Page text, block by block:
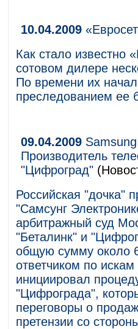
10.04.2009
Как стало известно
сотовом дилере
По времени их
преследованием ее
09.04.2009
Производитель
"Цифроград"
Российская "дочка"
"Самсунг
арбитражный суд
"Беталинк" и
общую сумму около
ответчиком по
инициировал
"Цифрограда",
переговоры о
претензии со